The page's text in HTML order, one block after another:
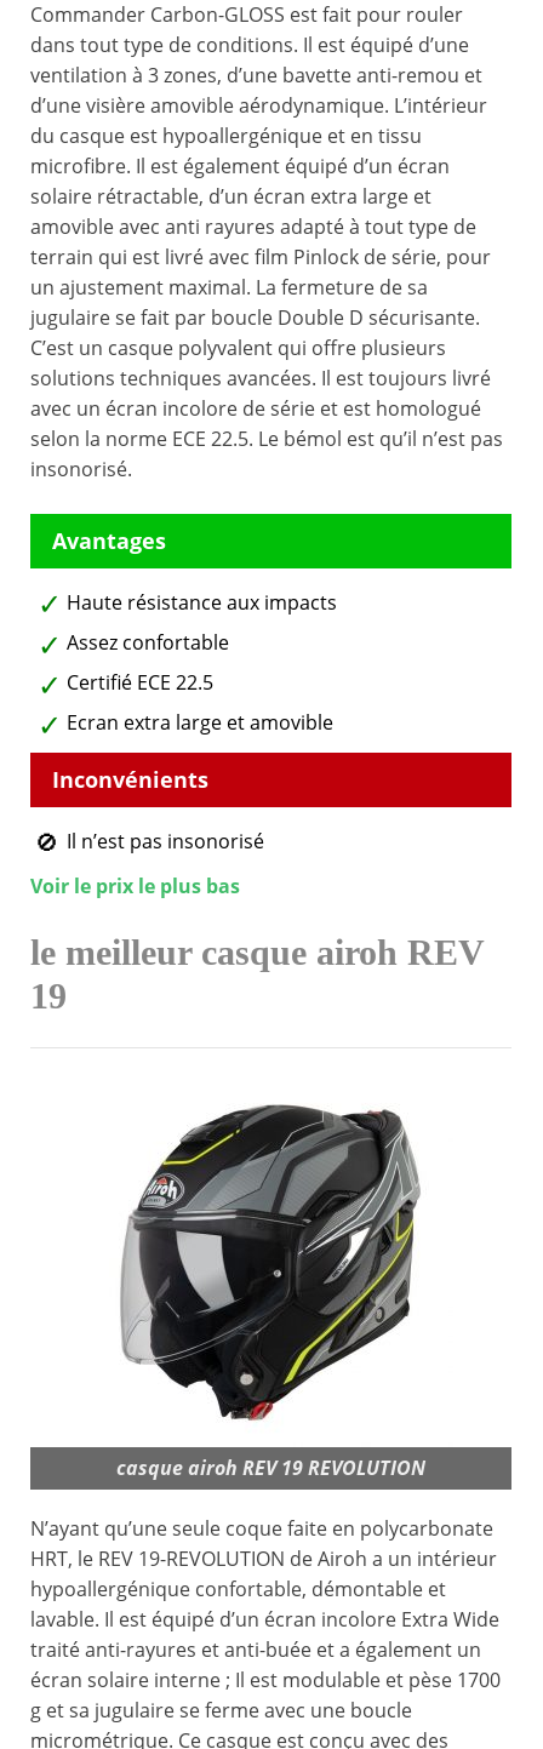
Commander Carbon-GLOSS est fait pour rouler
dans tout type de conditions. Il est équipé d’une
ventilation à 3 zones, d’une bavette anti-remou et
d’une visière amovible aérodynamique. L’intérieur
du casque est hypoallergénique et en tissu
microfibre. Il est également équipé d’un écran
solaire rétractable, d’un écran extra large et
amovible avec anti rayures adapté à tout type de
terrain qui est livré avec film Pinlock de série, pour
un ajustement maximal. La fermeture de sa
jugulaire se fait par boucle Double D sécurisante.
C’est un casque polyvalent qui offre plusieurs
solutions techniques avancées. Il est toujours livré
avec un écran incolore de série et est homologué
selon la norme ECE 22.5. Le bémol est qu’il n’est pas
insonorisé.
Haute résistance aux impacts
Assez confortable
Certifié ECE 22.5
Ecran extra large et amovible
Il n’est pas insonorisé
Voir le prix le plus bas
le meilleur casque airoh REV
19
casque airoh REV 19 REVOLUTION
N’ayant qu’une seule coque faite en polycarbonate
HRT, le REV 19-REVOLUTION de Airoh a un intérieur
hypoallergénique confortable, démontable et
lavable. Il est équipé d’un écran incolore Extra Wide
traité anti-rayures et anti-buée et a également un
écran solaire interne ; Il est modulable et pèse 1700
g et sa jugulaire se ferme avec une boucle
micrométrique. Ce casque est conçu avec des